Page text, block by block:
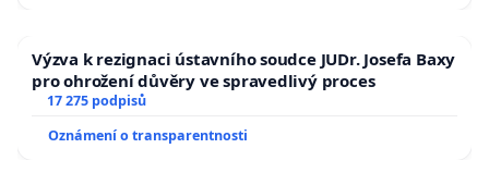
Výzva k rezignaci ústavního soudce JUDr. Josefa Baxy
pro ohrožení důvěry ve spravedlivý proces
17 275 podpisů
Oznámení o transparentnosti